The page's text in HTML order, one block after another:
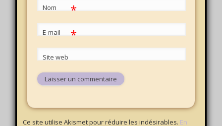
Nom *
E-mail *
Site web
Ce site utilise Akismet pour réduire les indésirables. En